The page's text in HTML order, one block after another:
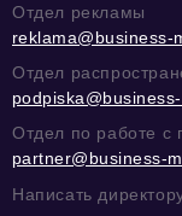
Отдел рекламы
reklama@business-
Отдел
Отдел по работе с
partner@business-
Написать